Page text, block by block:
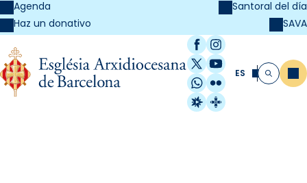
Agenda
Haz un donativo
Santoral del día
SAVA
Facebook
Instagram
X / Twitter
YouTube
WhatsApp
Flickr
Radio Estel
Catalunya
ES Buscar